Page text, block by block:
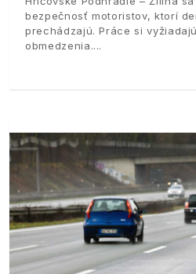
bezpečnosť motoristov, ktorí
prechádzajú. Práce si
obmedzenia.